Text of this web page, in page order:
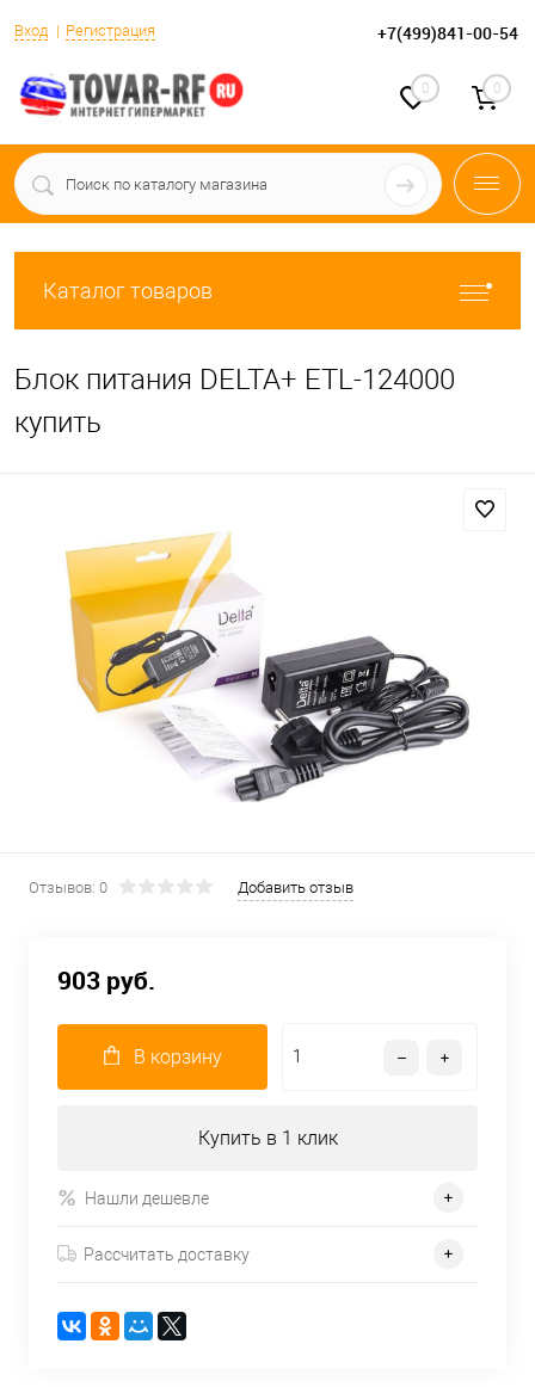
Вход Регистрация +7(499)841-00-54
0 0
Каталог товаров
Блок питания DELTA+ ETL-124000
купить
Отзывов: 0 Добавить отзыв
903 руб.
В корзину
Купить в 1 клик
Нашли дешевле
Рассчитать доставку